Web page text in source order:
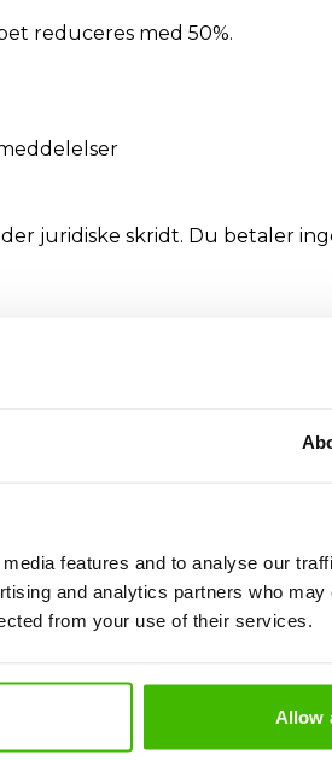
features and to analyse our
and analytics partners who may
from your use of their services.
Allow
reduceres med 50%.
juridiske skridt. Du betaler